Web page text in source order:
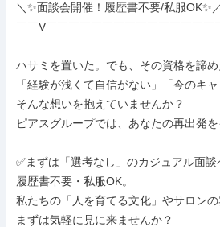
＼✨面談会開催！履歴書不要/私服OK✨
￣￣V￣￣￣￣￣￣￣￣￣￣￣￣￣￣￣
ハサミを置いた。でも、その資格を諦め
「経験が浅くて自信がない」「今のキ
そんな想いを抱えていませんか？
ピアスグループでは、あなたの再出発を
✅まずは「選考なし」のカジュアル面談
履歴書不要・私服OK。
私たちの「人を育てる文化」やサロンの
まずは気軽に見に来ませんか？